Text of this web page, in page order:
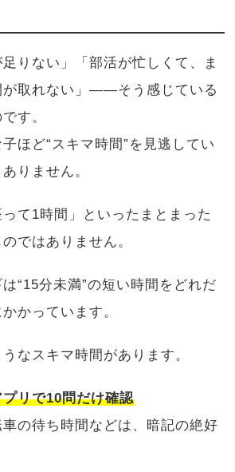
足りない」「部活が忙しくて、ま
が取れない」――そう感じている
す。
ほど“スキマ時間”を見逃してい
りません。
て1時間」といったまとまった
ではありません。
“15分未満”の短い時間をどれだ
かっています。
なスキマ時間があります。
リで10問だけ確認
の待ち時間などは、暗記の絶好